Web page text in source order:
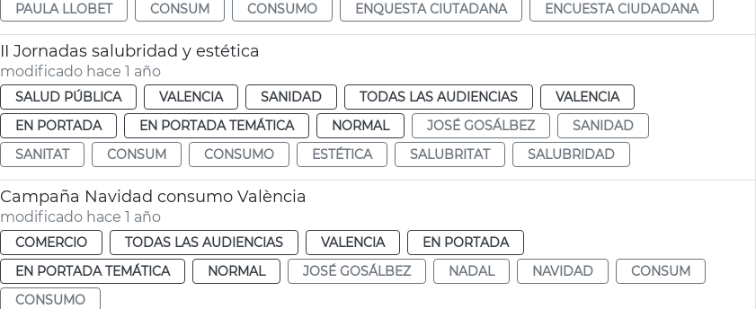
PAULA LLOBET
CONSUM CONSUMO ENQUESTA CIUTADANA ENCUESTA CIUDADANA
II Jornadas salubridad y estética
modificado hace 1 año
SALUD PÚBLICA VALENCIA SANIDAD TODAS LAS AUDIENCIAS
VALENCIA
EN PORTADA
EN PORTADA TEMÁTICA NORMAL JOSÉ GOSÁLBEZ
SANIDAD
SANITAT
CONSUM CONSUMO ESTÉTICA SALUBRITAT SALUBRIDAD
Campaña Navidad consumo València
modificado hace 1 año
COMERCIO TODAS LAS AUDIENCIAS VALENCIA
EN PORTADA
EN PORTADA TEMÁTICA
NORMAL JOSÉ GOSÁLBEZ NADAL NAVIDAD
CONSUM
CONSUMO